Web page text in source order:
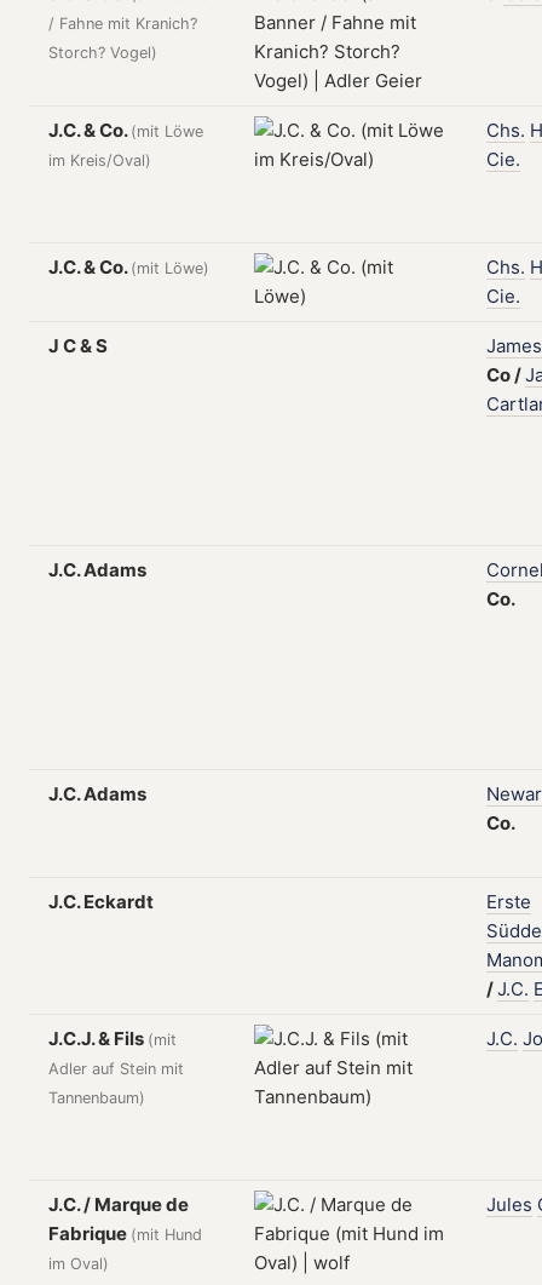
/ Fahne mit Kranich?
Storch? Vogel)
J.C. & Co. (mit Löwe
im Kreis/Oval)
Chs.
Cie.
J.C. & Co. (mit Löwe) Chs.
Cie.
J C & S
James
Co/
J.C. Adams
Co.
J.C. Adams
Co.
J.C. Eckardt
Erste
/J.C.
J.C.J. & Fils (mit
Adler auf Stein mit
Tannenbaum)
J.C.
J.C. / Marque de
Fabrique (mit Hund
im Oval)
Jules